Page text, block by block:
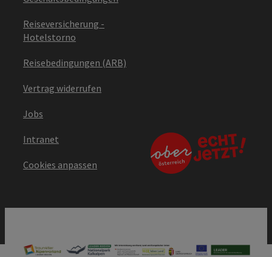
Reiseversicherung -
Hotelstorno
Reisebedingungen (ARB)
Vertrag widerrufen
Jobs
Intranet
Cookies anpassen